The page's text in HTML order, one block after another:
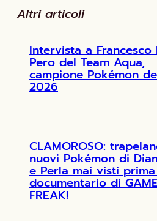
Altri articoli
Intervista a Francesco
Pero del Team Aqua,
campione Pokémon
2026
CLAMOROSO:
nuovi Pokémon di
e Perla mai visti
documentario di
FREAK!